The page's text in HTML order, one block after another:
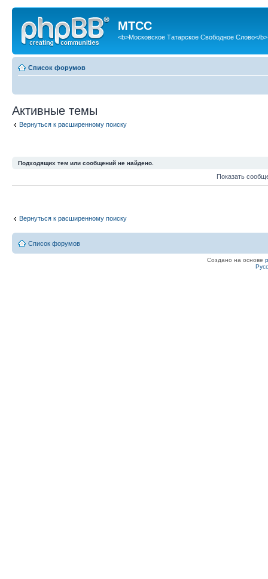
МТСС
<b>Московское Татарское Свободное Слово</b>
Список форумов
Активные темы
Вернуться к расширенному поиску
Подходящих тем или сообщений не найдено.
Показать
Вернуться к расширенному поиску
Список форумов
Создано на основе